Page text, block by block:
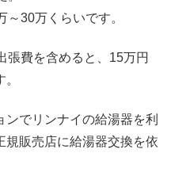
30万くらいです。
張費を含めると、15万円
でリンナイの給湯器を利
規販売店に給湯器交換を依